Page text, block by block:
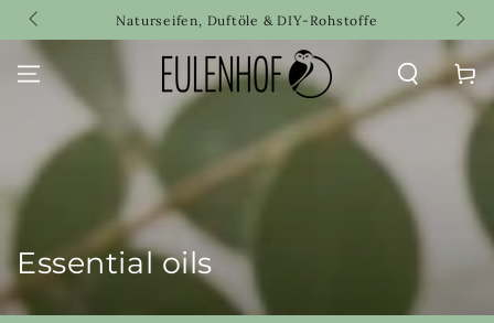
SKIP TO
CONTENT
Welcome to our store
Cart
Collection:
Essential oils